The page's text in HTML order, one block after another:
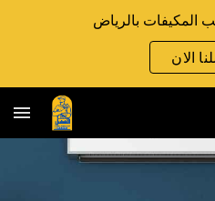
Skip to main content
المكيفات بالرياض
الان